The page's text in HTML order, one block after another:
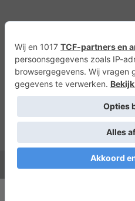
Privacyverklaring
Cookies
Copyright